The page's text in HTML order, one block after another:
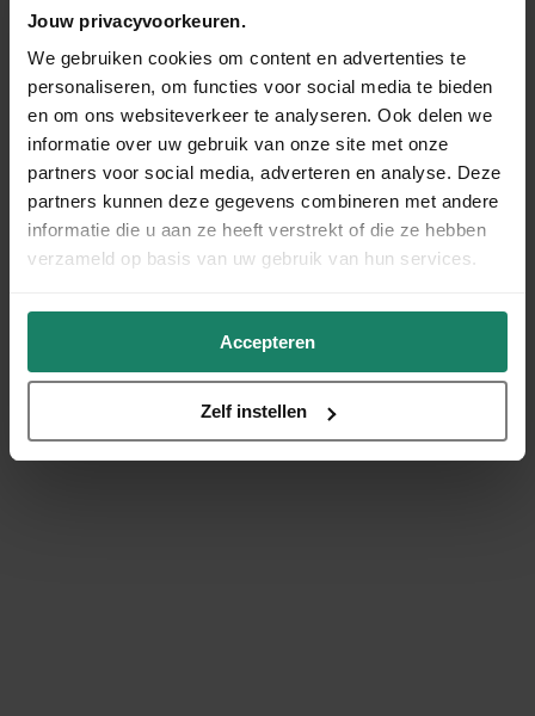
Jouw privacyvoorkeuren.
We gebruiken cookies om content en advertenties te
personaliseren, om functies voor social media te bieden
en om ons websiteverkeer te analyseren. Ook delen we
informatie over uw gebruik van onze site met onze
partners voor social media, adverteren en analyse. Deze
partners kunnen deze gegevens combineren met andere
informatie die u aan ze heeft verstrekt of die ze hebben
verzameld op basis van uw gebruik van hun services.
Accepteren
Zelf instellen